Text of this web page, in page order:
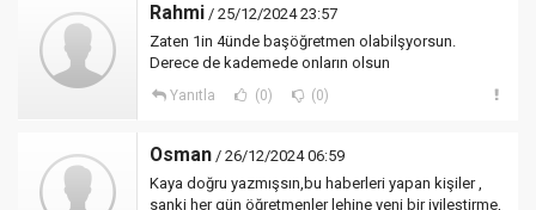
Rahmi / 25/12/2024 23:57
Zaten 1in 4ünde başöğretmen olabilşyorsun.
Derece de kademede onların olsun
Yanıtla (0) (0)
Osman / 26/12/2024 06:59
Kaya doğru yazmışsın,bu haberleri yapan kişiler ,
sanki her gün öğretmenler lehine yeni bir iyileştirme,